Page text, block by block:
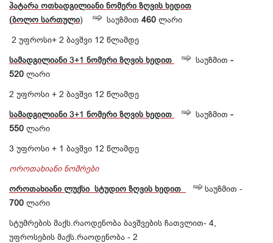
პატარა ოთხადგილიანი ნომერი ზღვის ხედით
(ბოლო სართული) საუზმით 460 ლარი
2 უფროსი+ 2 ბავშვი 12 წლამდე
სამადგილიანი 3+1 ნომერი ზღვის ხედით საუზმით -
520 ლარი
2 უფროსი + 2 ბავშვი 12 წლამდე
სამადგილიანი 3+1 ნომერი ზღვის ხედით საუზმით -
550 ლარი
3 უფროსი + 1 ბავშვი 12 წლამდე
ოროთახიანი ნომრები
ოროთახიანი ლუქსი სტუდიო ზღვის ხედით
საუზმით -
700 ლარი
სტუმრების მაქს.რაოდენობა ბავშვების ჩათვლით- 4,
უფროსების მაქს.რაოდენობა - 2